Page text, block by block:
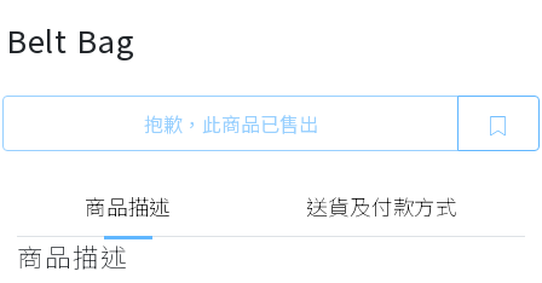
Belt Bag
抱歉，此商品已售出
商品描述 送貨及付款方式
商品描述